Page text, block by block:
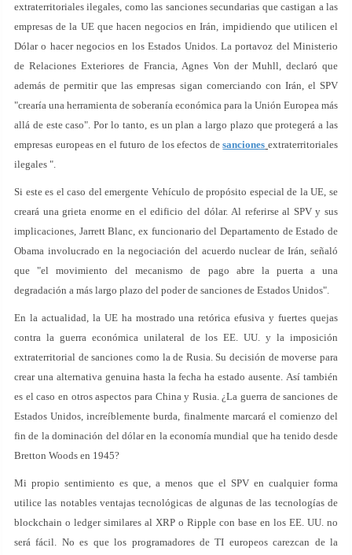
extraterritoriales ilegales, como las sanciones secundarias que castigan a las
empresas de la UE que hacen negocios en Irán, impidiendo que utilicen el
Dólar o hacer negocios en los Estados Unidos. La portavoz del Ministerio
de Relaciones Exteriores de Francia, Agnes Von der Muhll, declaró que
además de permitir que las empresas sigan comerciando con Irán, el SPV
"crearía una herramienta de soberanía económica para la Unión Europea más
allá de este caso". Por lo tanto, es un plan a largo plazo que protegerá a las
empresas europeas en el futuro de los efectos desanciones extraterritoriales
ilegales ".
Si este es el caso del emergente Vehículo de propósito especial de la UE, se
creará una grieta enorme en el edificio del dólar. Al referirse al SPV y sus
implicaciones, Jarrett Blanc, ex funcionario del Departamento de Estado de
Obama involucrado en la negociación del acuerdo nuclear de Irán, señaló
que "el movimiento del mecanismo de pago abre la puerta a una
degradación a más largo plazo del poder de sanciones de Estados Unidos".
En la actualidad, la UE ha mostrado una retórica efusiva y fuertes quejas
contra la guerra económica unilateral de los EE. UU. y la imposición
extraterritorial de sanciones como la de Rusia. Su decisión de moverse para
crear una alternativa genuina hasta la fecha ha estado ausente. Así también
es el caso en otros aspectos para China y Rusia. ¿La guerra de sanciones de
Estados Unidos, increíblemente burda, finalmente marcará el comienzo del
fin de la dominación del dólar en la economía mundial que ha tenido desde
Bretton Woods en 1945?
Mi propio sentimiento es que, a menos que el SPV en cualquier forma
utilice las notables ventajas tecnológicas de algunas de las tecnologías de
blockchain o ledger similares al XRP o Ripple con base en los EE. UU. no
será fácil. No es que los programadores de TI europeos carezcan de la